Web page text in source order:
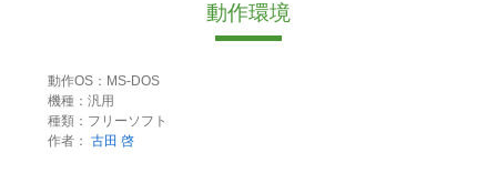
動作環境
動作OS：MS-DOS
機種：汎用
種類：フリーソフト
作者： 古田 啓